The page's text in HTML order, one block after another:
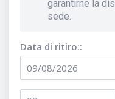
garantirne la
sede.
Data di ritiro::